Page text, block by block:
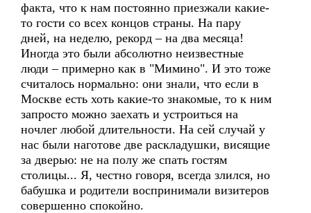
факта, что к нам постоянно приезжали какие-
то гости со всех концов страны. На пару
дней, на неделю, рекорд – на два месяца!
Иногда это были абсолютно неизвестные
люди – примерно как в "Мимино". И это тоже
считалось нормально: они знали, что если в
Москве есть хоть какие-то знакомые, то к ним
запросто можно заехать и устроиться на
ночлег любой длительности. На сей случай у
нас были наготове две раскладушки, висящие
за дверью: не на полу же спать гостям
столицы... Я, честно говоря, всегда злился, но
бабушка и родители воспринимали визитеров
совершенно спокойно.